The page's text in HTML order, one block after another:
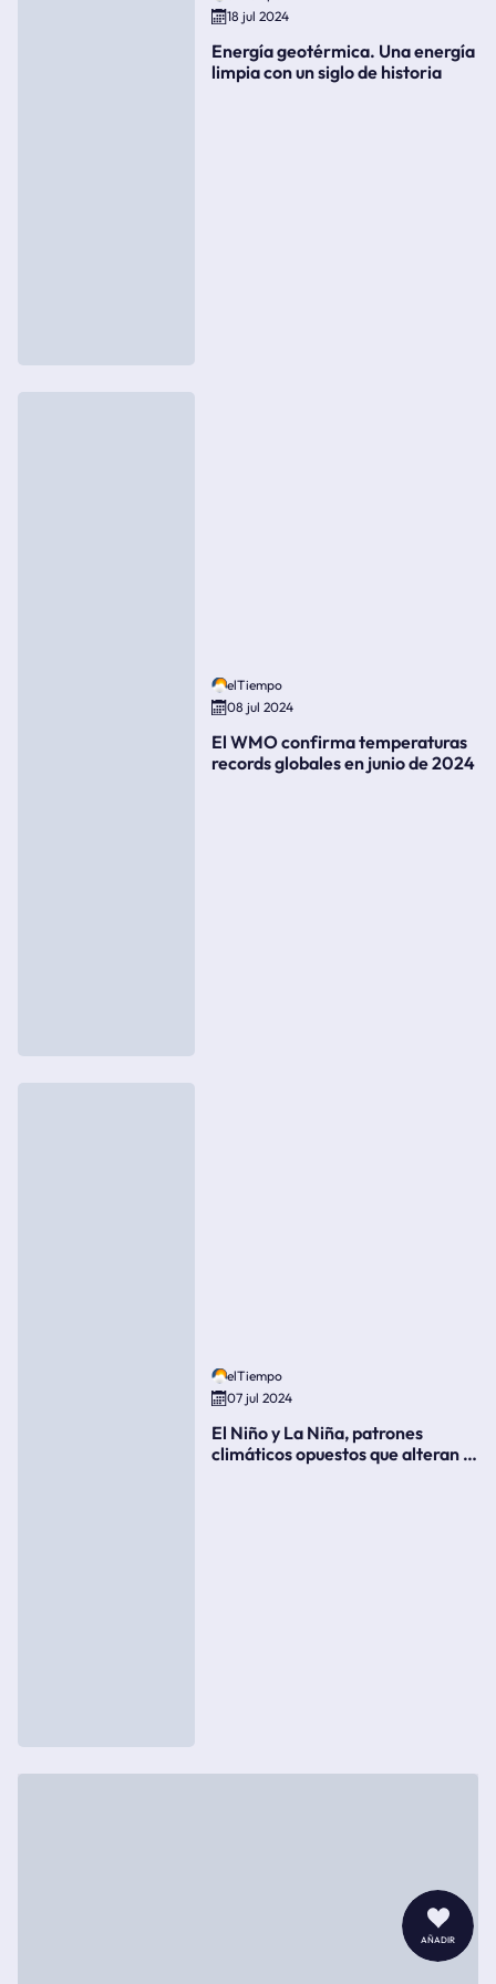
añadir
18 jul 2024
Energía geotérmica. Una energía
limpia con un siglo de historia
elTiempo
08 jul 2024
El WMO confirma temperaturas
records globales en junio de 2024
elTiempo
07 jul 2024
El Niño y La Niña, patrones
climáticos opuestos que alteran la